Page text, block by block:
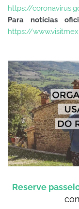
https://
Para notícias
https://
Reserve